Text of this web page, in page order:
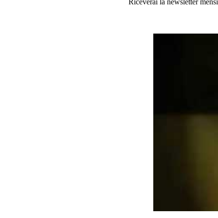
Riceverai la newsletter